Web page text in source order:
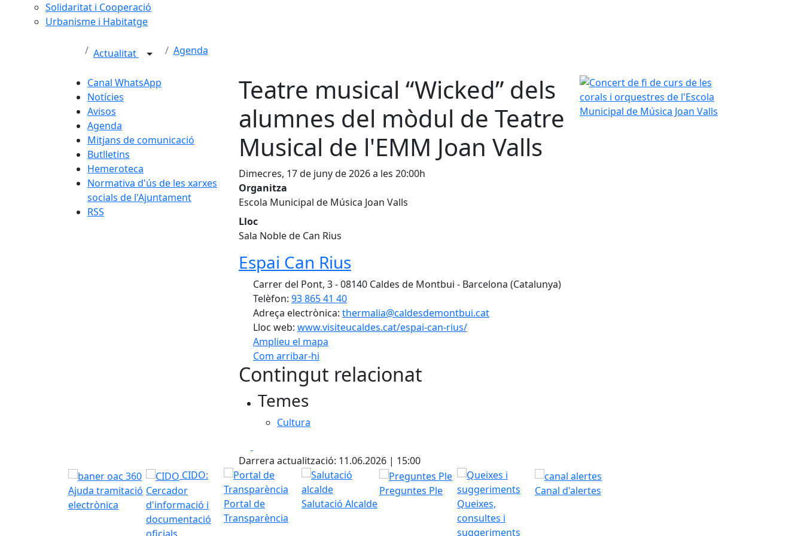
Solidaritat i Cooperació
Urbanisme i Habitatge
Actualitat Agenda
Canal WhatsApp
Notícies
Avisos
Agenda
Mitjans de comunicació
Butlletins
Hemeroteca
Normativa d'ús de les xarxes
socials de l'Ajuntament
RSS
Teatre musical “Wicked” dels
alumnes del mòdul de Teatre
Musical de l'EMM Joan Valls
Dimecres, 17 de juny de 2026 a les 20:00h
Organitza
Escola Municipal de Música Joan Valls
Lloc
Sala Noble de Can Rius
Espai Can Rius
Carrer del Pont, 3 - 08140 Caldes de Montbui - Barcelona (Catalunya)
Telèfon: 93 865 41 40
Adreça electrònica: thermalia@caldesdemontbui.cat
Lloc web: www.visiteucaldes.cat/espai-can-rius/
Amplieu el mapa
Com arribar-hi
+
−
Contingut relacionat
Temes
Cultura
Darrera actualització: 11.06.2026 | 15:00
Concert de fi de curs de les corals i orquestres
Ajuda tramitació
electrònica
CIDO:
Cercador
d'informació i
documentació
Portal de
Transparència
Salutació Alcalde
Preguntes Ple
Queixes,
consultes i
suggeriments
Canal d'alertes